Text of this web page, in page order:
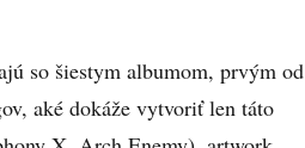
so šiestym albumom, prvým od
aké dokáže vytvoriť len táto